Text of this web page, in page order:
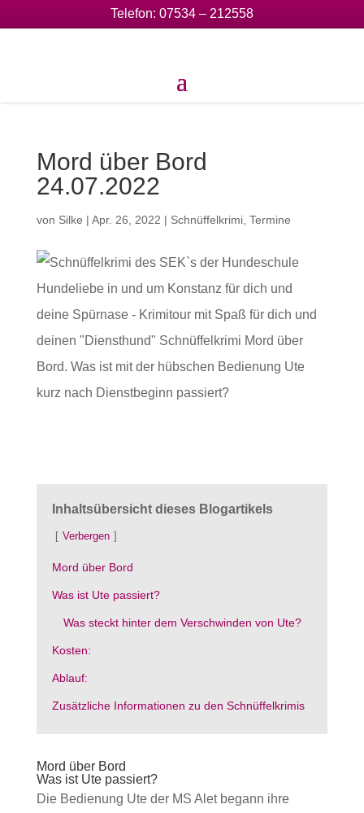
Telefon: 07534 – 212558
Mord über Bord
24.07.2022
von Silke | Apr. 26, 2022 | Schnüffelkrimi, Termine
Inhaltsübersicht dieses Blogartikels
Verbergen
Mord über Bord
Was ist Ute passiert?
Was steckt hinter dem Verschwinden von Ute?
Kosten:
Ablauf:
Zusätzliche Informationen zu den Schnüffelkrimis
Mord über Bord
Was ist Ute passiert?
Die Bedienung Ute der MS Alet begann ihre